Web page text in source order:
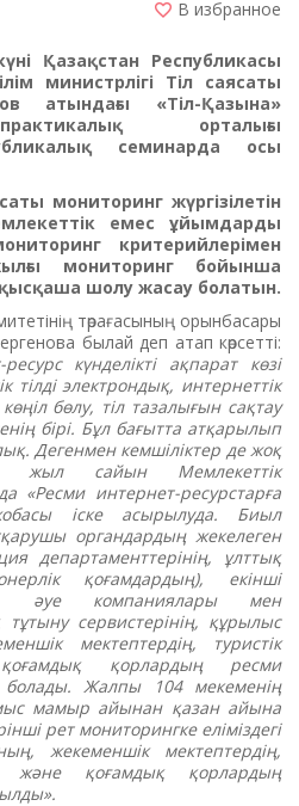
В избранное
Қазақстан Республикасы
министрлігі Тіл саясаты
атындағы «Тіл-Қазына»
орталығы
семинарда осы
мониторинг жүргізілетін
емес ұйымдарды
критерийлерімен
мониторинг бойынша
қысқаша шолу жасау болатын.
төрағасының орынбасары
былай деп атап көрсетті:
күнделікті ақпарат көзі
тілді электрондық, интернеттік
бөлу, тіл тазалығын сақтау
бірі. Бұл бағытта атқарылып
Дегенмен кемшіліктер де жоқ
жыл сайын Мемлекеттік
«Ресми интернет-ресурстарға
іске асырылуда. Биыл
органдардың жекелеген
департаменттерінің, ұлттық
қоғамдардың), екінші
әуе компаниялары мен
сервистерінің, құрылыс
мектептердің, туристік
қоғамдық қорлардың ресми
болады. Жалпы 104 мекеменің
мамыр айынан қазан айына
рет мониторингке еліміздегі
жекеменшік мектептердің,
және қоғамдық қорлардың